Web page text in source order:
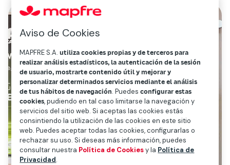
Aviso de Cookies
MAPFRE S.A.utiliza cookies propias y de terceros para
realizar análisis estadísticos, la autenticación de la sesión
de usuario, mostrarte contenido útil y mejorar y
personalizar determinados servicios mediante el análisis
de tus hábitos de navegación. Puedesconfigurar estas
cookies, pudiendo en tal caso limitarse la navegación y
servicios del sitio web. Si aceptas las cookies estás
consintiendo la utilización de las cookies en este sitio
web. Puedes aceptar todas las cookies, configurarlas o
rechazar su uso. Si deseas más información, puedes
consultar nuestra Política de Cookiesy la Política de
Privacidad.